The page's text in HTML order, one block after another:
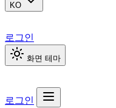
KO
로그인
화면 테마
로그인